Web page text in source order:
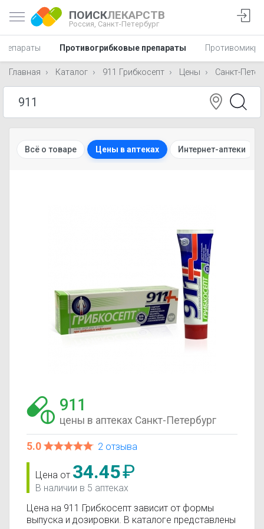
ПОИСКЛЕКАРСТВ
Россия, Санкт-Петербург
Противогрибковые препараты
Главная Каталог 911 Грибкосепт Цены Санкт-
Всё о товаре Цены в аптеках Интернет-аптеки
911
цены в аптеках Санкт-Петербург
5.0 2 отзыва
Цена от 34.45₽
В наличии в 5 аптеках
Цена на 911 Грибкосепт зависит от формы
выпуска и дозировки. В каталоге представлены